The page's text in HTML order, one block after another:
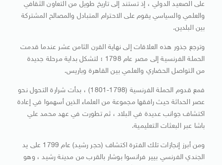
على الصعيد الدولي ، إذ تستند إلى تاريخ طويل من التعاون الثقافي
والعلمي والسياسي يقوم على الاحترام المتبادل والمصالح المشتركة
بين البلدين.
وترجع جذور هذه العلاقات إلى نهاية القرن الثامن عشر عندما قدمت
الحملة الفرنسية إلى مصر عام 1798 ؛ لتشكل بداية مرحلة جديدة
من التواصل الحضاري والعلمي بين القاهرة وباريس.
فمع قدوم الحملة الفرنسية (1798-1801) ، بدأت شرارة التحول نحو
عصر الحداثة حيث رافقها مجموعة من العلماء الذين أسهموا في إعادة
اكتشاف جوانب عديدة في البلاد ، ثم تطورت في عهد محمد علي
باشا عبر البعثات التعليمية.
ومن أبرز إنجازات تلك الفترة اكتشاف (حجر رشيد) عام 1799 على يد
الجندي الفرنسي بيير فرانسوا بوشار بالقرب من مدينة رشيد ، وهو